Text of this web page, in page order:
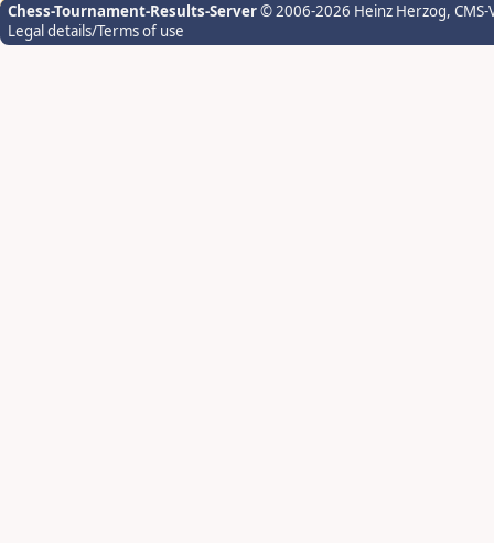
Chess-Tournament-Results-Server© 2006-2026 Heinz Herzog,
Legal details/Terms of use